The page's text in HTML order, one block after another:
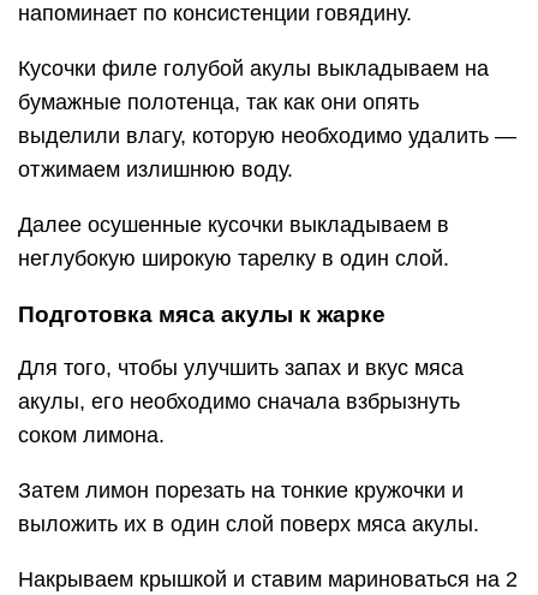
напоминает по консистенции говядину.
Кусочки филе голубой акулы выкладываем на
бумажные полотенца, так как они опять
выделили влагу, которую необходимо удалить —
отжимаем излишнюю воду.
Далее осушенные кусочки выкладываем в
неглубокую широкую тарелку в один слой.
Подготовка мяса акулы к жарке
Для того, чтобы улучшить запах и вкус мяса
акулы, его необходимо сначала взбрызнуть
соком лимона.
Затем лимон порезать на тонкие кружочки и
выложить их в один слой поверх мяса акулы.
Накрываем крышкой и ставим мариноваться на 2